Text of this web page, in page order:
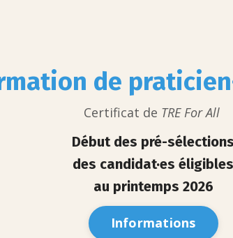
de
Certificat de TRE For All
Début des pré-sélections
des candidat·es éligibles
au printemps 2026
Informations